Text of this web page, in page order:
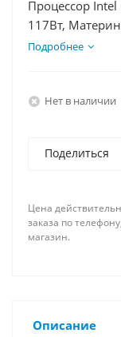
Процессор Intel
117Вт,
Видеокарта
Подробнее
Нет в наличии
Поделиться
Цена
заказа по
магазин.
Описание